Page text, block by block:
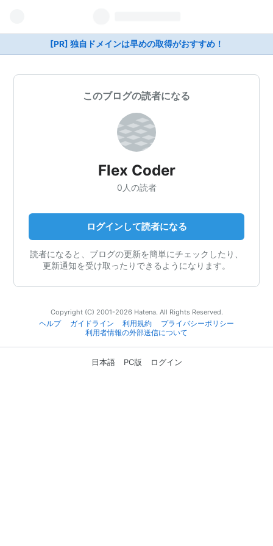
[PR] 独自ドメインは早めの取得がおすすめ！
このブログの読者になる
Flex Coder
0人の読者
ログインして読者になる
読者になると、ブログの更新を簡単にチェックしたり、
更新通知を受け取ったりできるようになります。
Copyright (C) 2001-2026 Hatena. All Rights Reserved.
ヘルプ
ガイドライン 利用規約
プライバシーポリシー
利用者情報の外部送信について
日本語 PC版 ログイン